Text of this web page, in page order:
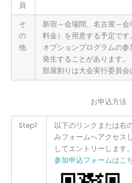
員
そ
の
他
新宿～会場間、名古屋～会
料金）を用意する予定です。
オプションプログラムの
発生することがあります。
部屋割りは大会実行委員会
お申込方法
Step1
以下のリンクまたは右
みフォームへアクセス
してエントリーします。
参加申込フォームはこ